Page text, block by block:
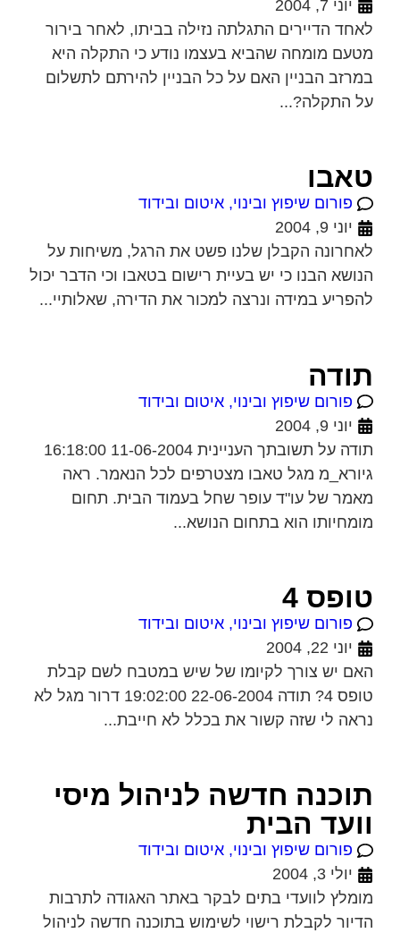
יוני 7, 2004
לאחד הדיירים התגלתה נזילה בביתו, לאחר בירור
מטעם מומחה שהביא בעצמו נודע כי התקלה היא
במרזב הבניין האם על כל הבניין להירתם לתשלום
על התקלה?...
טאבו
פורום שיפוץ ובינוי, איטום ובידוד
יוני 9, 2004
לאחרונה הקבלן שלנו פשט את הרגל, משיחות על
הנושא הבנו כי יש בעיית רישום בטאבו וכי הדבר יכול
להפריע במידה ונרצה למכור את הדירה, שאלותיי...
תודה
פורום שיפוץ ובינוי, איטום ובידוד
יוני 9, 2004
תודה על תשובתך העניינית 11-06-2004 16:18:00
גיורא_מ מגל טאבו מצטרפים לכל הנאמר. ראה
מאמר של עו"ד עופר שחל בעמוד הבית. תחום
מומחיותו הוא בתחום הנושא...
טופס 4
פורום שיפוץ ובינוי, איטום ובידוד
יוני 22, 2004
האם יש צורך לקיומו של שיש במטבח לשם קבלת
טופס 4? תודה 22-06-2004 19:02:00 דרור מגל לא
נראה לי שזה קשור את בכלל לא חייבת...
תוכנה חדשה לניהול מיסי
וועד הבית
פורום שיפוץ ובינוי, איטום ובידוד
יולי 3, 2004
מומלץ לוועדי בתים לבקר באתר האגודה לתרבות
הדיור לקבלת רישוי לשימוש בתוכנה חדשה לניהול